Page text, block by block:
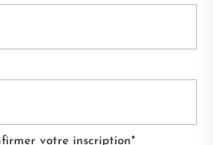
votre inscription*